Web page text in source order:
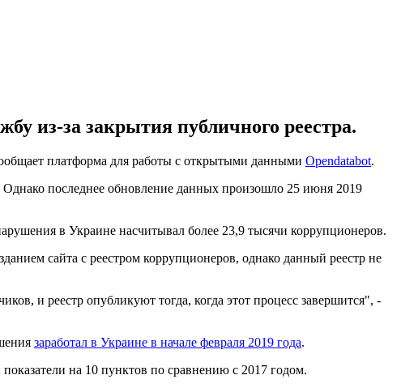
из-за закрытия публичного реестра.
платформа для работы с открытыми данными Opendatabot.
последнее обновление данных произошло 25 июня 2019
в Украине насчитывал более 23,9 тысячи коррупционеров.
сайта с реестром коррупционеров, однако данный реестр не
и реестр опубликуют тогда, когда этот процесс завершится", -
заработал в Украине в начале февраля 2019 года.
на 10 пунктов по сравнению с 2017 годом.